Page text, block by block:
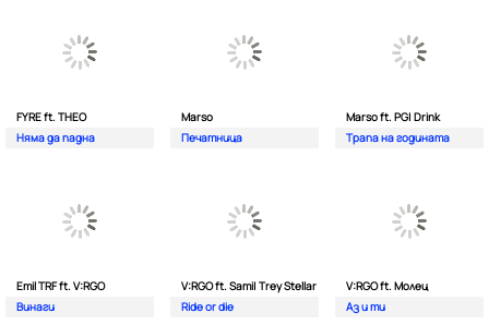
FYRE ft. THEO
Няма да падна
Marso
Печатница
Marso ft. PG| Drink
Трапа на годината
Emil TRF ft. V:RGO
Винаги
V:RGO ft. Sami| Trey Stellar
Ride or die
V:RGO ft. Молец
Аз и ти